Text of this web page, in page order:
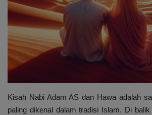
Gallery
Kisah Nabi Adam AS dan Hawa adalah
paling dikenal dalam tradisi Islam. Di